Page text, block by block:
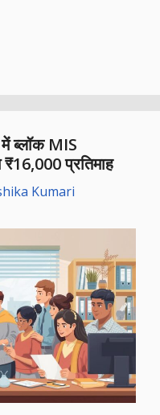
में ब्लॉक MIS
प्रतिमाह
Kumari